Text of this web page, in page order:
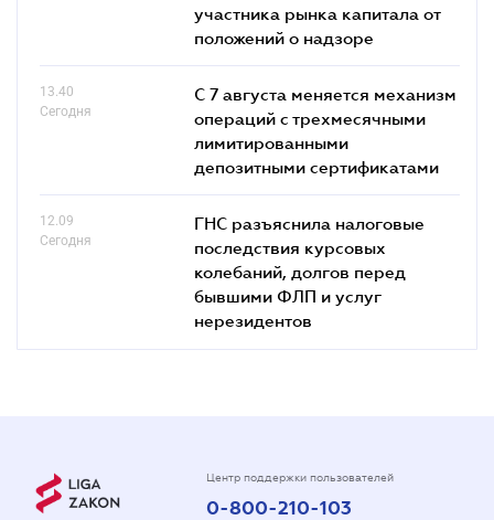
участника рынка капитала от
положений о надзоре
13.40
Сегодня
С 7 августа меняется механизм
операций с трехмесячными
лимитированными
депозитными сертификатами
12.09
Сегодня
ГНС разъяснила налоговые
последствия курсовых
колебаний, долгов перед
бывшими ФЛП и услуг
нерезидентов
Центр поддержки пользователей
0-800-210-103